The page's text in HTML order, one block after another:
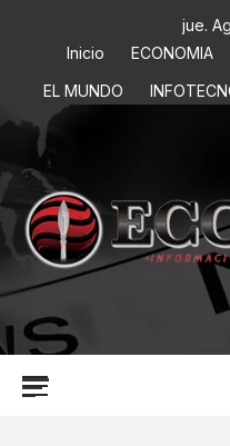
jue.
Inicio
ECONOMIA
EL MUNDO
INFORMACIÓN PARA